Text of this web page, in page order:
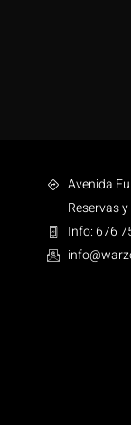
Avenida
Reservas
Info: 676